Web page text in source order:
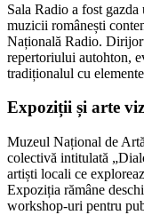
Sala Radio a fost
muzicii românești
Națională Radio.
repertoriului autohton,
tradiționalul cu
Expoziții și arte
Muzeul Național de
colectivă intitulată
artiști locali ce
Expoziția rămâne
workshop-uri pentru